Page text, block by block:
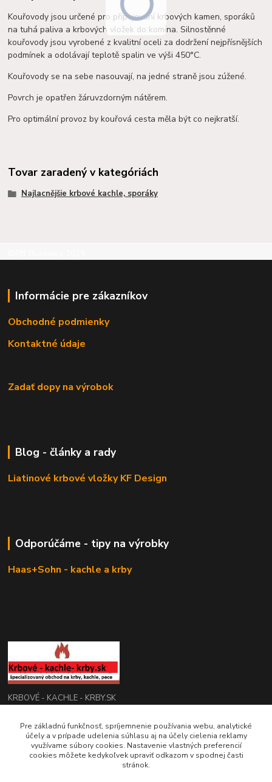
Kouřovody jsou určené pro připojování krbových kamen, sporáků
na tuhá paliva a krbových vložek do komína. Silnostěnné
kouřovody jsou vyrobené z kvalitní oceli za dodržení nejpřísnějších
podmínek a odolávají teplotě spalin ve výši 450°C.
Kouřovody se na sebe nasouvají, na jedné straně jsou zúžené.
Povrch je opatřen žáruvzdorným nátěrem.
Pro optimální provoz by kouřová cesta měla být co nejkratší.
Tovar zaradený v kategóriách
Najlacnějšie krbové kachle, sporáky
Informácie pre zákazníkov
Obchodné podmienky
Kontaktné údaje
Zadať dopy na výrobok
Blog - články a rady
Liatinové krbové vložky KF Design
Odporúčáme - tipy na výrobky
Haas+Sohn - kachle a krby
KRBOVÉ - KACHLE - KRBY.SK
0949 476 255
08:00 - 17.00
Pre základnú funkčnosť, spríjemnenie používania webu, analytické
účely a v prípade udelenia súhlasu aj na účely cielenia reklamy
využívame súbory cookies. Nastavenie vlastných preferencií
cookies môžete kedykoľvek upraviť odkazom v spodnej časti
stránok.